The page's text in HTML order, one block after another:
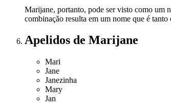
Marijane, portanto, pode ser visto como um
combinação resulta em um nome que é
Apelidos de Marijane
Mari
Jane
Janezinha
Mary
Jan